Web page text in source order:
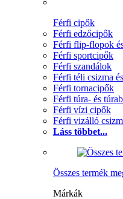
Férfi cipők
Férfi edzőcipők
Férfi flip-flopok
Férfi sportcipők
Férfi szandálok
Férfi téli csizma
Férfi tornacipők
Férfi túra- és
Férfi vízi cipők
Férfi vizálló
Láss többet...
Összes termék
Márkák